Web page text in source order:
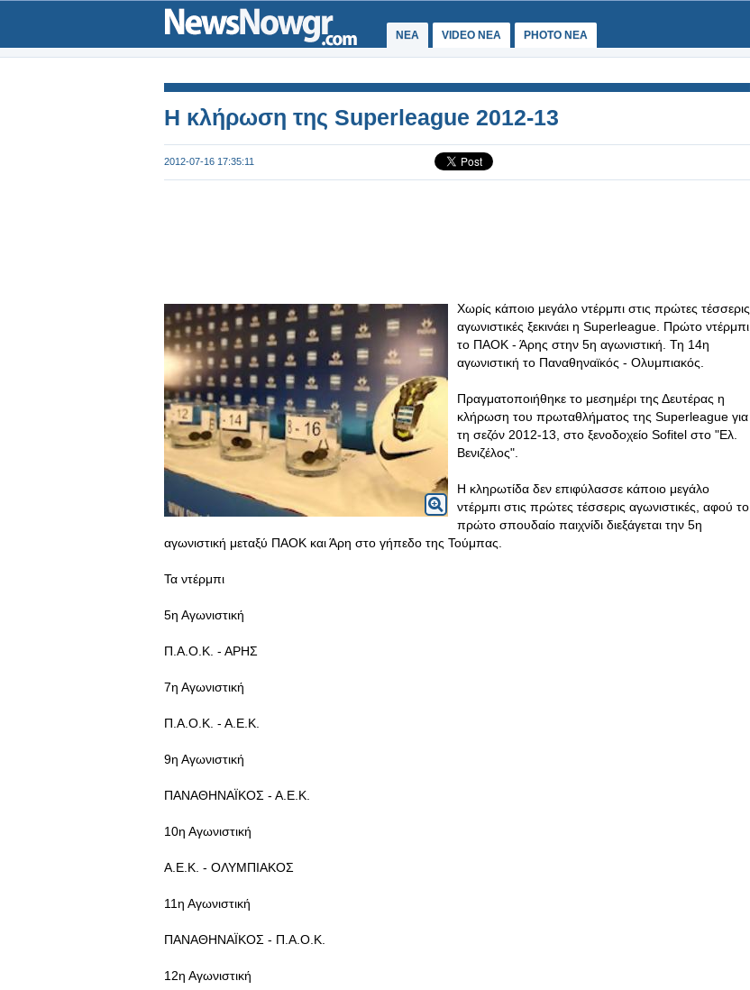
ΝΕΑ VIDEO NEA PHOTO NEA
H κλήρωση της Superleague 2012-13
2012-07-16 17:35:11
Χωρίς κάποιο μεγάλο ντέρμπι στις πρώτες τέσσερις
αγωνιστικές ξεκινάει η Superleague. Πρώτο ντέρμπι
το ΠΑΟΚ - Άρης στην 5η αγωνιστική. Τη 14η
αγωνιστική το Παναθηναϊκός - Ολυμπιακός.
Πραγματοποιήθηκε το μεσημέρι της Δευτέρας η
κλήρωση του πρωταθλήματος της Superleague για
τη σεζόν 2012-13, στο ξενοδοχείο Sofitel στο "Ελ.
Βενιζέλος".
Η κληρωτίδα δεν επιφύλασσε κάποιο μεγάλο
ντέρμπι στις πρώτες τέσσερις αγωνιστικές, αφού το
πρώτο σπουδαίο παιχνίδι διεξάγεται την 5η
αγωνιστική μεταξύ ΠΑΟΚ και Άρη στο γήπεδο της Τούμπας.
Τα ντέρμπι
5η Αγωνιστική
Π.Α.Ο.Κ. - ΑΡΗΣ
7η Αγωνιστική
Π.Α.Ο.Κ. - Α.Ε.Κ.
9η Αγωνιστική
ΠΑΝΑΘΗΝΑΪΚΟΣ - Α.Ε.Κ.
10η Αγωνιστική
Α.Ε.Κ. - ΟΛΥΜΠΙΑΚΟΣ
11η Αγωνιστική
ΠΑΝΑΘΗΝΑΪΚΟΣ - Π.Α.Ο.Κ.
12η Αγωνιστική